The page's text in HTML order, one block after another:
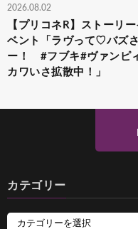
2026.08.02
【プリコネR】ストーリー
ベント「ラヴって♡バズ
ー！ #フブキ#ヴァンピ
カワいさ拡散中！」
カテゴリー